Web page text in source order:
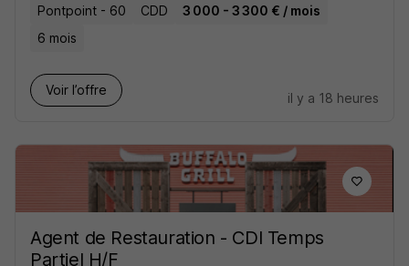
Pontpoint - 60 CDD
3 000 - 3 300 € / mois
6 mois
Voir l’offre
il y a 18 heures
Agent de Restauration - CDI Temps
Partiel H/F